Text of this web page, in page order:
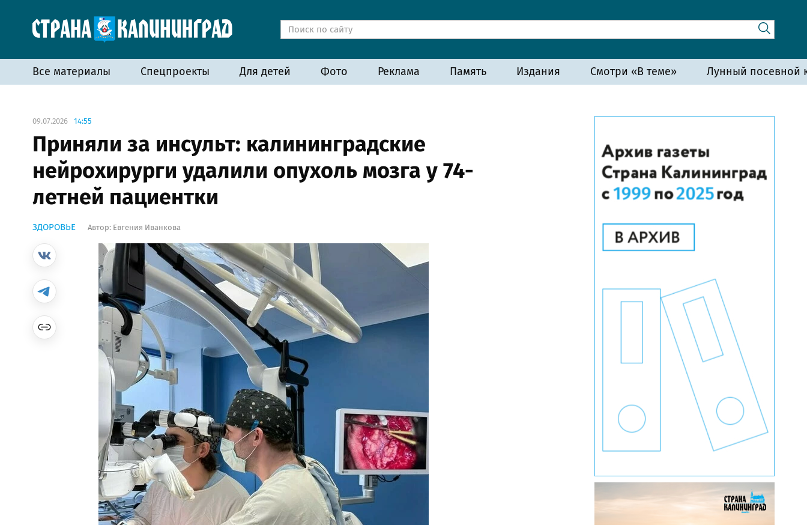
Все материалы Спецпроекты Для детей Фото Реклама Память Издания Смотри «В теме» Лунный посевной
09.07.2026 14:55
Приняли за инсульт: калининградские
нейрохирурги удалили опухоль мозга у 74-
летней пациентки
ЗДОРОВЬЕ Автор: Евгения Иванкова